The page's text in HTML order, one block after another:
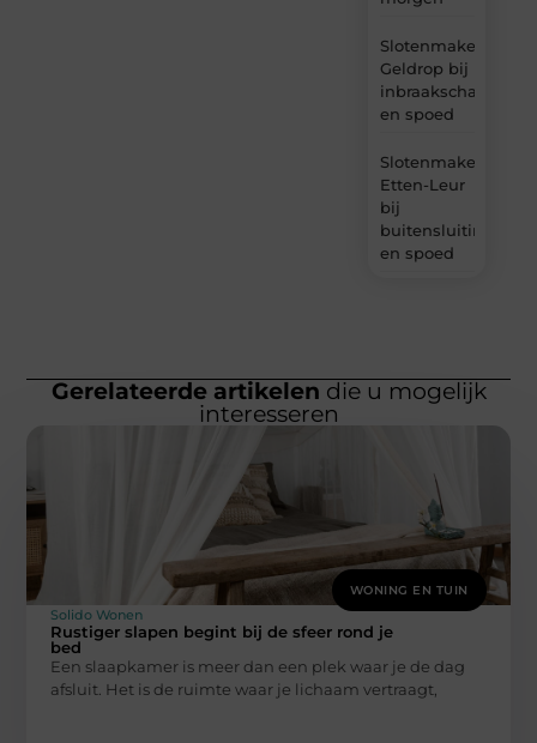
Slotenmaker
Geldrop bij
inbraakschade
en spoed
Slotenmaker
Etten-Leur
bij
buitensluiting
en spoed
Gerelateerde artikelen die u mogelijk
interesseren
WONING EN TUIN
Solido Wonen
Rustiger slapen begint bij de sfeer rond je
bed
Een slaapkamer is meer dan een plek waar je de dag
afsluit. Het is de ruimte waar je lichaam vertraagt,